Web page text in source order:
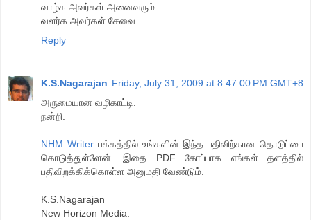
வாழ்க அவர்கள் அனைவரும்
வளர்க அவர்கள் சேவை
Reply
K.S.Nagarajan Friday, July 31, 2009 at 8:47:00 PM GMT+8
அருமையான வழிகாட்டி.
நன்றி.
NHM Writerபக்கத்தில் உங்களின் இந்த பதிவிற்கான தொடுப்பை
கொடுத்துள்ளேன். இதை PDF கோப்பாக எங்கள் தளத்தில்
பதிவிறக்கிக்கொள்ள அனுமதி வேண்டும்.
K.S.Nagarajan
New Horizon Media.